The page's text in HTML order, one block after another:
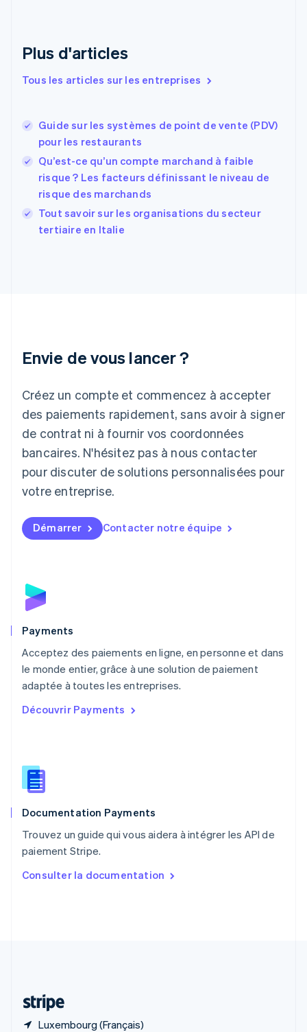
Plus d'articles
Tous les articles sur les entreprises
Guide sur les systèmes de point de vente (PDV)
pour les restaurants
Qu’est-ce qu’un compte marchand à faible
risque ? Les facteurs définissant le niveau de
risque des marchands
Tout savoir sur les organisations du secteur
tertiaire en Italie
Envie de vous lancer ?
Créez un compte et commencez à accepter
des paiements rapidement, sans avoir à signer
de contrat ni à fournir vos coordonnées
bancaires. N'hésitez pas à nous contacter
pour discuter de solutions personnalisées pour
votre entreprise.
Démarrer Contacter notre équipe
Payments
Acceptez des paiements en ligne, en personne et dans
le monde entier, grâce à une solution de paiement
adaptée à toutes les entreprises.
Découvrir Payments
Documentation Payments
Trouvez un guide qui vous aidera à intégrer les API de
paiement Stripe.
Consulter la documentation
Luxembourg (Français)
Espagne
Estonie
English Español简体中文
Finlande
English
France
Français English
Gibraltar
English
Grèce
Japon
Lettonie
English
Liechtenstein
DeutschEnglish
Lituanie
Luxembourg
FrançaisDeutschEnglish
English简体中文
Malte
Norvège
English
English
NederlandsEnglish
Pologne
English
PortuguêsEnglish
English
Roumanie
Royaume-Uni
Singapour
English 简体中文
English